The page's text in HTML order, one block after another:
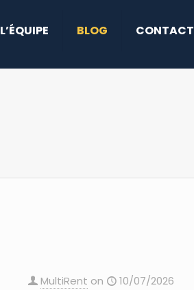
L’ÉQUIPE BLOG CONTACT
MultiRent on 10/07/2026